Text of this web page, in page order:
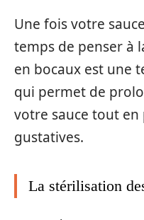
Une fois votre
temps de penser à
en bocaux est une
qui permet de
votre sauce tout en
gustatives.
La stérilisation